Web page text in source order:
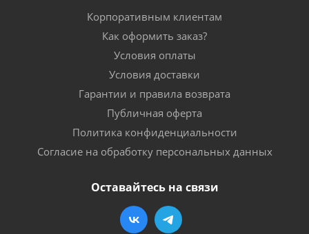
Корпоративным клиентам
Как оформить заказ?
Условия оплаты
Условия доставки
Гарантии и правила возврата
Публичная оферта
Политика конфиденциальности
Согласие на обработку персональных данных
Оставайтесь на связи